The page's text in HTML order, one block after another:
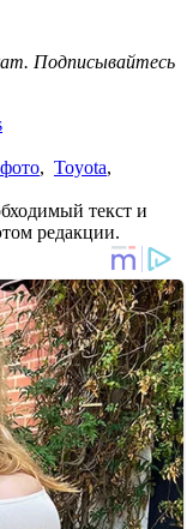
Подписывайтесь
фото, Toyota,
текст и
редакции.